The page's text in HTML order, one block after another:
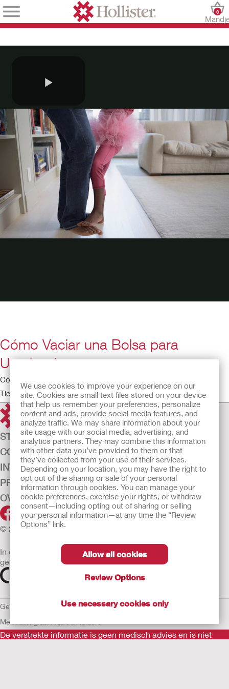
We use cookies to improve your experience on our
site. Cookies are small text files stored on your device
that help us remember your preferences, personalize
content and ads, provide social media features, and
analyze traffic. We may share information about your
site usage with our social media, advertising, and
analytics partners. They may combine this information
with other data you’ve provided to them or that
they’ve collected from your use of their services.
Depending on your location, you may have the right to
opt out of the sharing or sale of your personal
information through cookies. You can manage your
cookie preferences, exercise your rights, or withdraw
consent—including opting out of sharing or selling
your personal information—at any time the “Review
Options” link.
Allow all cookies
Review Options
Use necessary cookies only
0
Cómo Vaciar una Bolsa para
Urostomía
Cómo Vaciar una Bolsa para Urostomía
Tiempo de ejecución: 3:39
STOMAZORG
CONTINENTIEZORG
INTENSIEVE ZORG
PRODUCTEN
OVER ONS
© 2026 Hollister Incorporated
In de EU verkochte medische hulpmiddelen dienen
gemarkeerd te zijn met een van de volgende symbolen
GebruiksvoorwaardenPrivacybeleid Gebruik van cookies
Mededeling aan Klokkenluiders
De verstrekte informatie is geen medisch advies en is niet